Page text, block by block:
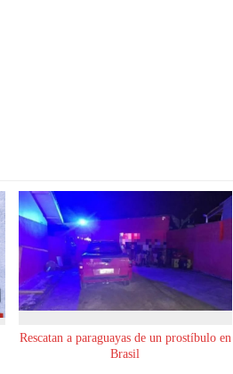
Rescatan a paraguayas de un prostíbulo en
Brasil